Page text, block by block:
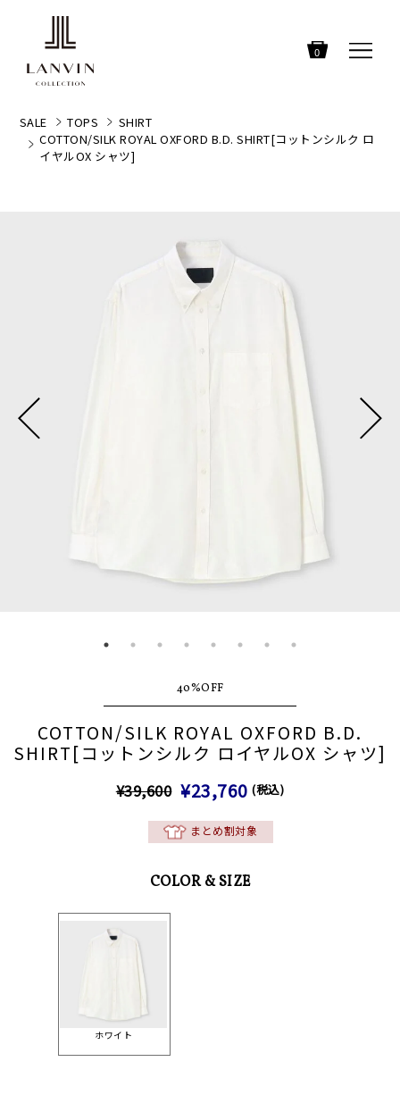
0
SALE TOPS
SHIRT
COTTON/SILK ROYAL OXFORD B.D. SHIRT[コットンシルク ロ
イヤルOX シャツ]
40%OFF
COTTON/SILK ROYAL OXFORD B.D.
SHIRT[コットンシルク ロイヤルOX シャツ]
¥39,600 ¥23,760 (税込)
まとめ割対象
COLOR & SIZE
ホワイト